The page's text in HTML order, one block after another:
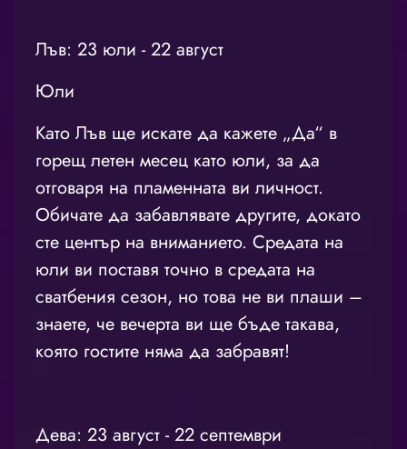
Лъв: 23 юли - 22 август
Юли
Като Лъв ще искате да кажете „Да“ в
горещ летен месец като юли, за да
отговаря на пламенната ви личност.
Обичате да забавлявате другите, докато
сте център на вниманието. Средата на
юли ви поставя точно в средата на
сватбения сезон, но това не ви плаши –
знаете, че вечерта ви ще бъде такава,
която гостите няма да забравят!
Дева: 23 август - 22 септември